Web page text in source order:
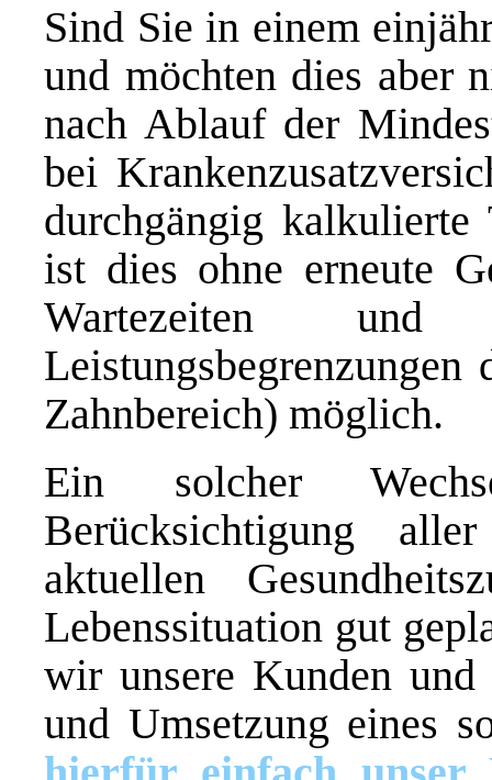
Sind Sie in einem
und möchten dies aber
nach Ablauf der
bei
durchgängig
ist dies ohne erneute
Wartezeiten
Zahnbereich) möglich.
Ein solcher
Berücksichtigung
aktuellen
Lebenssituation gut
wir unsere Kunden und
und Umsetzung eines